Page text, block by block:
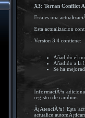
X3: Terran Conflict
Esta es una
Esta actualizacion
Version 3.4 contiene:
Añadido el
Añadido a la
Se ha
InformaciÃ³n
registro de cambios.
Â¡AtenciÃ³n! Esta
actualice